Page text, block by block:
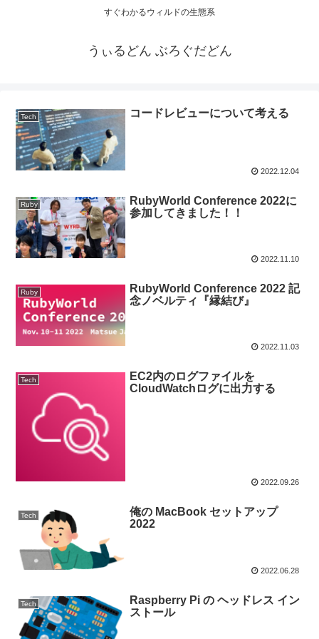
すぐわかるウィルドの生態系
うぃるどん ぶろぐだどん
Tech コードレビューについて考える
2022.12.04
Ruby
RubyWorld Conference 2022に
参加してきました！！
2022.11.10
Ruby
RubyWorld Conference 2022 記
念ノベルティ『縁結び』
2022.11.03
Tech
EC2内のログファイルを
CloudWatchログに出力する
2022.09.26
Tech
俺の MacBook セットアップ
2022
2022.06.28
Tech
Raspberry Pi の ヘッドレス イン
ストール